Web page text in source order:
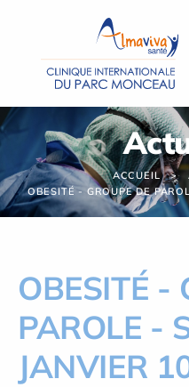
ACCUEIL
OBESITÉ - GROUPE DE
OBESITÉ -
PAROLE -
JANVIER